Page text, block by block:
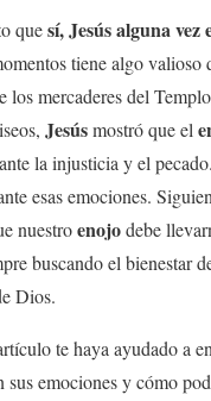
quesí,Jesúsalguna vez
tiene algo valioso
los mercaderes del
Jesúsmostró que el
la injusticia y el
esas emociones.
nuestroenojodebe
buscando el bienestar
Dios.
te haya ayudado a
sus emociones y cómo